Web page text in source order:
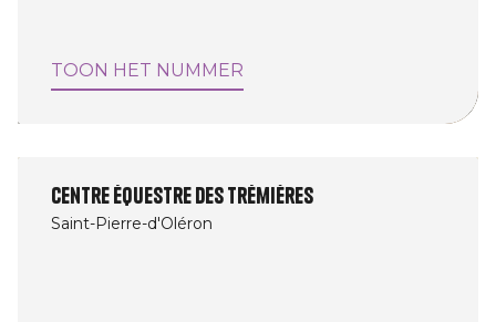
TOON HET NUMMER
Centre équestre des Trémières
Saint-Pierre-d'Oléron